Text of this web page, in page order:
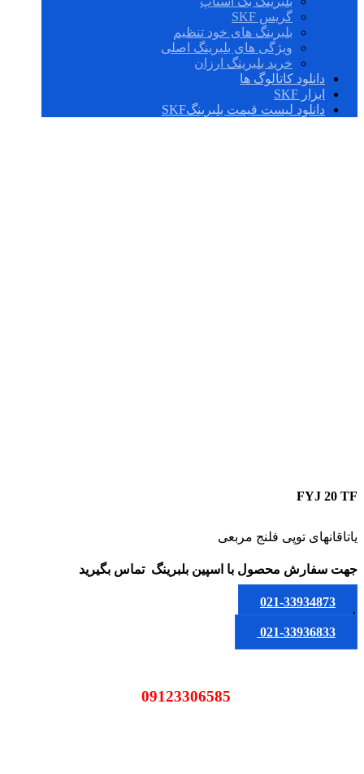
گریس SKF
بلبرینگ های خود تنظیم
ویژگی های بلبرینگ اصلی
خرید بلبرینگ ارزان
دانلود کاتالوگ ها
ابزار SKF
دانلود لیست قیمت بلبرینگSKF
FYJ 20 TF
یاتاقانهای توپی فلنج مربعی
جهت سفارش محصول با اسپین بلبرینگ تماس بگیرید
021-33934873
یا
021-33936833